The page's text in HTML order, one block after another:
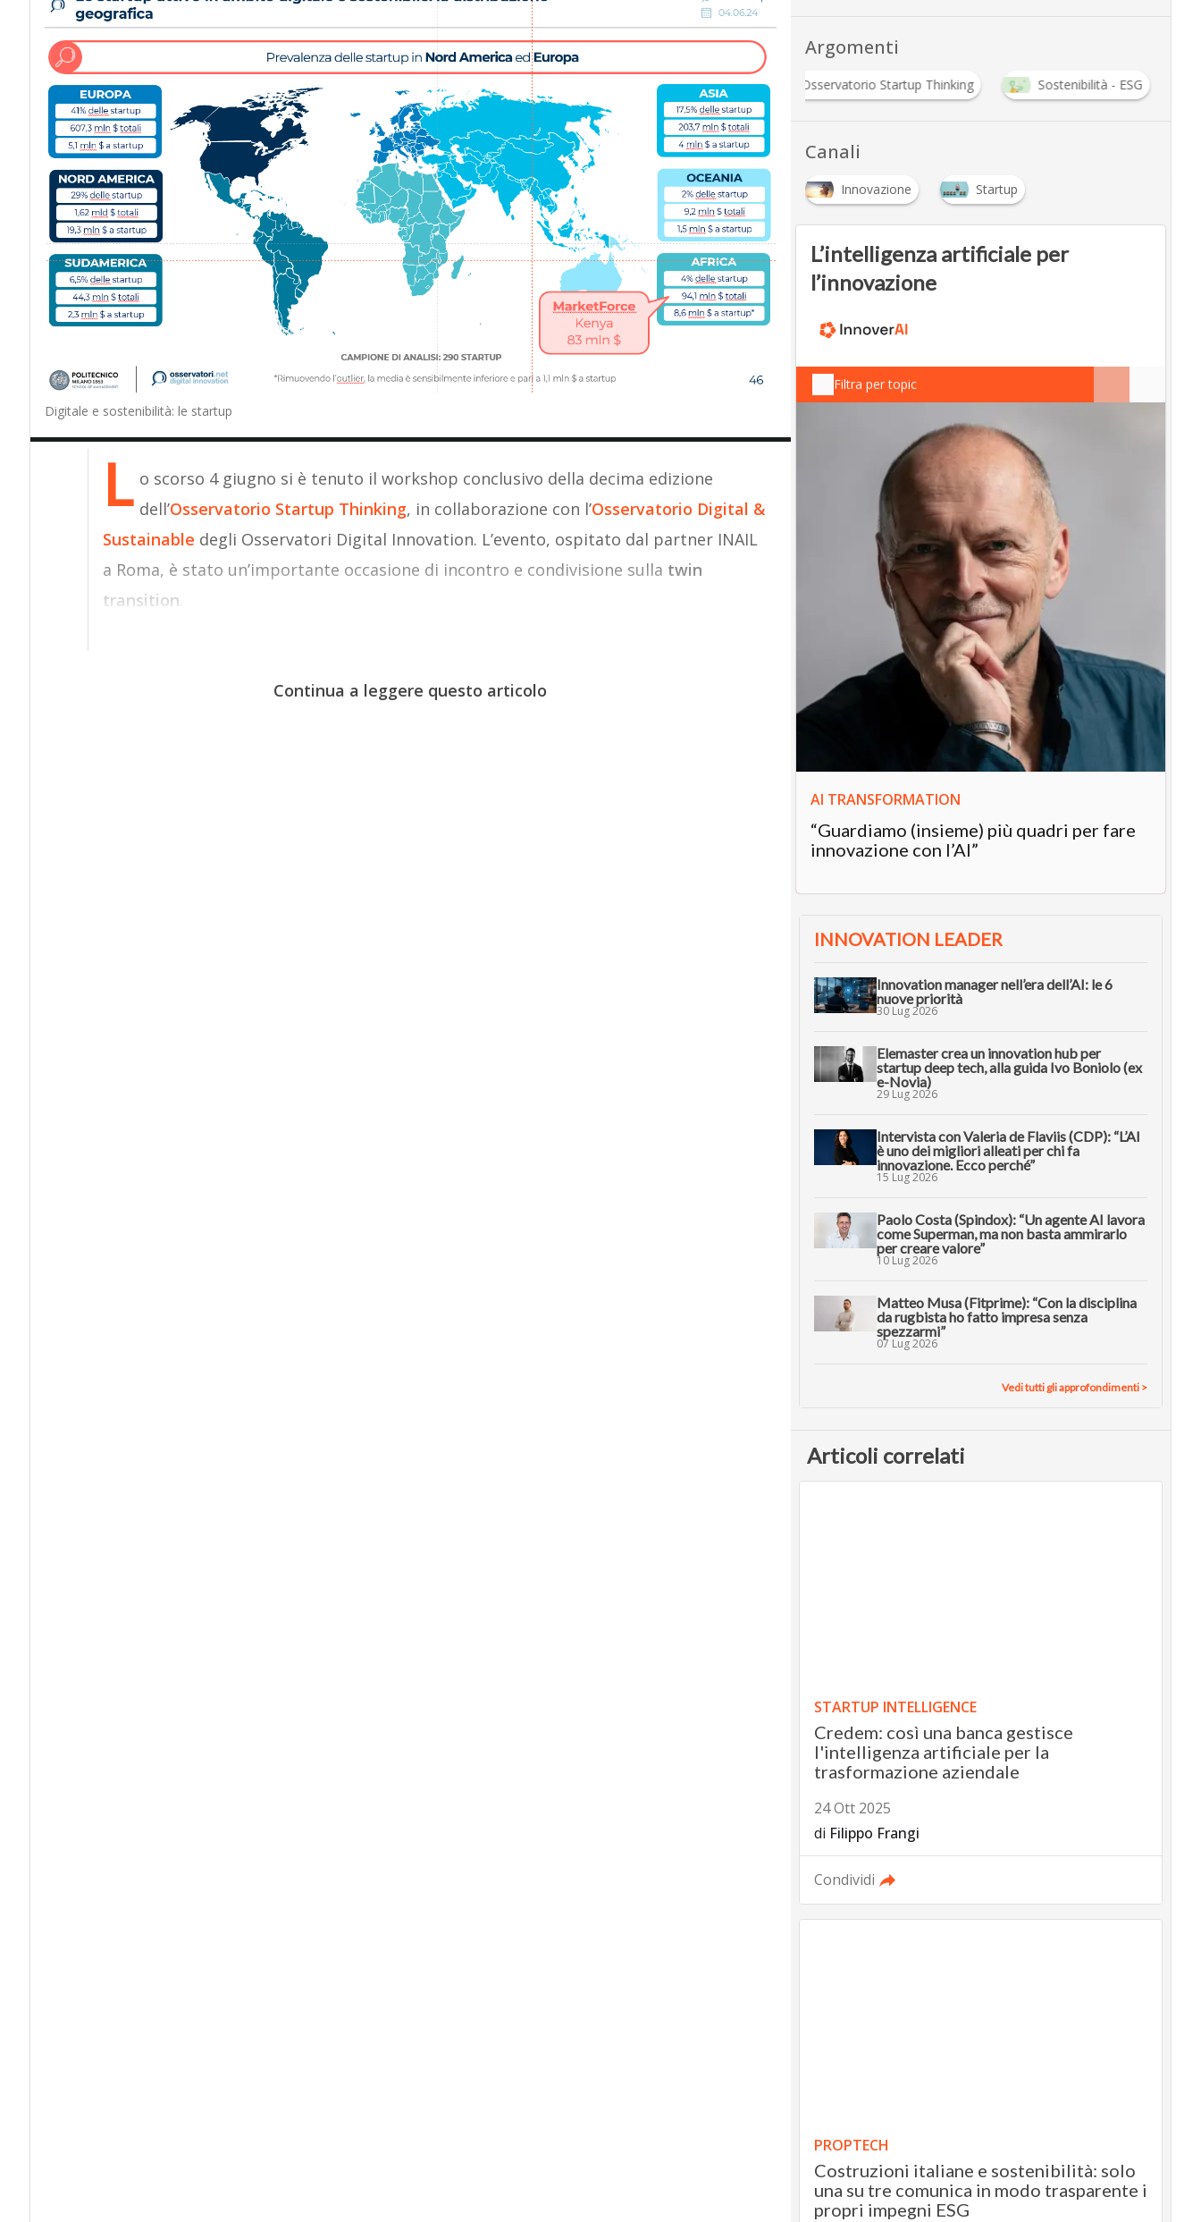
Digitale e sostenibilità: le startup
L o scorso 4 giugno si è tenuto il workshop conclusivo della decima edizione
dell’Osservatorio Startup Thinking, in collaborazione con l’Osservatorio Digital &
Sustainable degli Osservatori Digital Innovation. L’evento, ospitato dal partner INAIL
a Roma, è stato un’importante occasione di incontro e condivisione sulla twin
transition.
Continua a leggere questo articolo
Argomenti
Osservatorio Startup Thinking Sostenibilità - ESG
Canali
Innovazione Startup
L’intelligenza artificiale per
l’innovazione
Filtra per topic
AI TRANSFORMATION
“Guardiamo (insieme) più quadri per fare
innovazione con l’AI”
INNOVATION LEADER
Innovation manager nell’era dell’AI: le 6
nuove priorità
30 Lug 2026
Elemaster crea un innovation hub per
startup deep tech, alla guida Ivo Boniolo (ex
e-Novia)
29 Lug 2026
Intervista con Valeria de Flaviis (CDP): “L’AI
è uno dei migliori alleati per chi fa
innovazione. Ecco perché”
15 Lug 2026
Paolo Costa (Spindox): “Un agente AI lavora
come Superman, ma non basta ammirarlo
per creare valore”
10 Lug 2026
Matteo Musa (Fitprime): “Con la disciplina
da rugbista ho fatto impresa senza
spezzarmi”
07 Lug 2026
Vedi tutti gli approfondimenti >
Articoli correlati
STARTUP INTELLIGENCE
Credem: così una banca gestisce
l'intelligenza artificiale per la
trasformazione aziendale
24 Ott 2025
di Filippo Frangi
Condividi
PROPTECH
Costruzioni italiane e sostenibilità: solo
una su tre comunica in modo trasparente i
propri impegni ESG